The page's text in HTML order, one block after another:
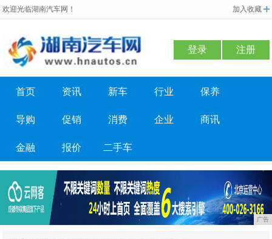
欢迎光临湖南汽车网！ 加入收藏
登录 注册
首页 资讯 新车 行业 保养
导购 促销 消费 企业 商讯
金融 报价 二手车
广告